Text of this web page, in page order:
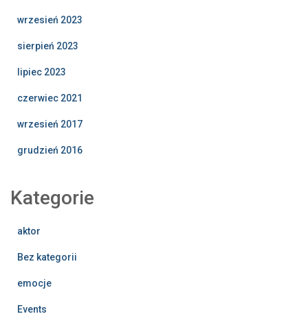
wrzesień 2023
sierpień 2023
lipiec 2023
czerwiec 2021
wrzesień 2017
grudzień 2016
Kategorie
aktor
Bez kategorii
emocje
Events